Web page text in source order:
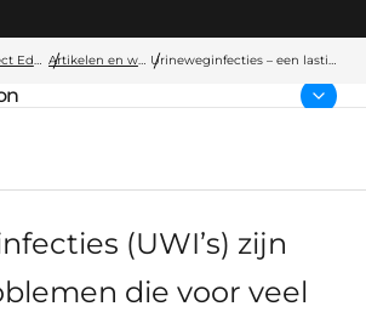
Wellspect Education Artikelen en webinars Urineweginfecties – een lastig
(UWI’s) zijn
die voor veel